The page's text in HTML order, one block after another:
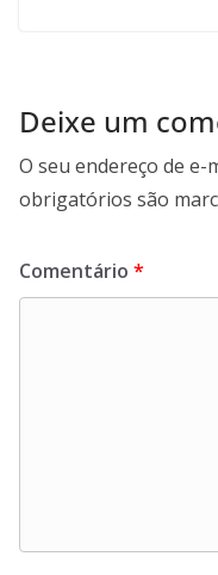
Deixe um
O seu endereço de e-
obrigatórios são
Comentário *